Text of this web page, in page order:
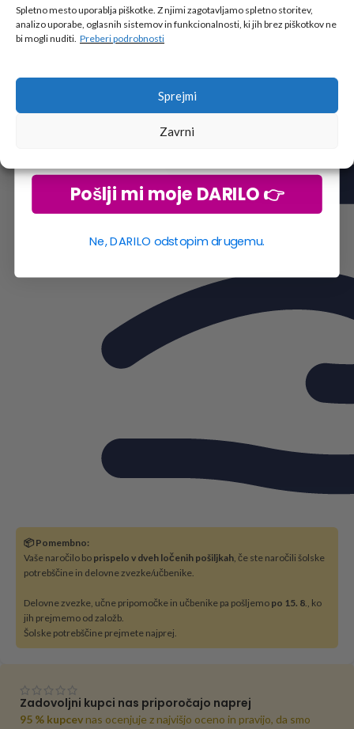
Spletno mesto uporablja piškotke. Z njimi zagotavljamo spletno storitev,
analizo uporabe, oglasnih sistemov in funkcionalnosti, ki jih brez piškotkov ne
bi mogli nuditi. Preberi podrobnosti
Sprejmi
Zavrni
📦 Pomembno:
Vaše naročilo bo prispelo v dveh ločenih pošiljkah, če ste naročili šolske
potrebščine in delovne zvezke/učbenike.
Delovne zvezke, učne pripomočke in učbenike pa pošljemo po 15. 8., ko
jih prejmemo od založb.
Šolske potrebščine prejmete najprej.
Zadovoljni kupci nas priporočajo naprej
95 % kupcev nas ocenjuje z najvišjo oceno in pravijo, da smo
🎁 DARILO
Vpiši podatke za prejem darila
Pošlji mi moje DARILO 👉
Ne, DARILO odstopim drugemu.